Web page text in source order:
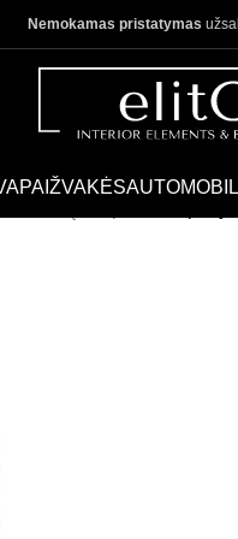
Nemokamas pristatymas
ŽVAKĖS